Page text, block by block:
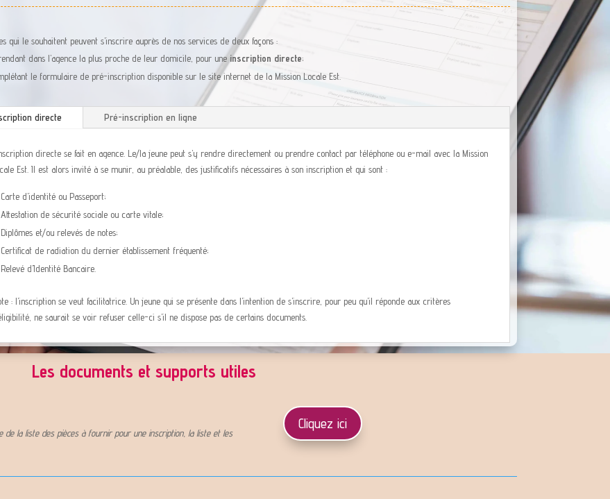
qui le souhaitent peuvent s’inscrire auprès de nos services de deux façons :
dans l’agence la plus proche de leur domicile, pour une inscription directe;
le formulaire de pré-inscription disponible sur le site internet de la Mission Locale Est.
directe Pré-inscription en ligne
directe se fait en agence. Le/la jeune peut s’y rendre directement ou prendre contact par téléphone ou e-mail avec la Mission
Est. Il est alors invité à se munir, au préalable, des justificatifs nécessaires à son inscription et qui sont :
Carte d’identité ou Passeport;
Attestation de sécurité sociale ou carte vitale;
Diplômes et/ou relevés de notes;
Certificat de radiation du dernier établissement fréquenté;
Relevé d’Identité Bancaire.
: l’inscription se veut facilitatrice. Un jeune qui se présente dans l’intention de s’inscrire, pour peu qu’il réponde aux critères
ne saurait se voir refuser celle-ci s’il ne dispose pas de certains documents.
Les documents et supports utiles
la liste des pièces à fournir pour une inscription, la liste et les
Cliquez ici